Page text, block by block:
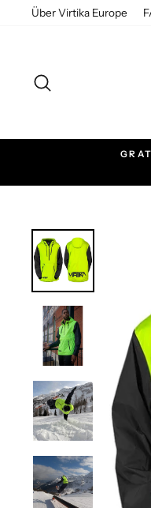
DirektÜber Virtika Europe